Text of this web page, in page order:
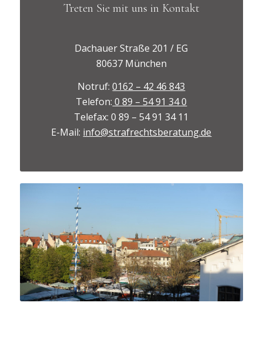
Treten Sie mit uns in Kontakt
Dachauer Straße 201 / EG
80637 München
Notruf:0162 – 42 46 843
Telefon: 0 89 – 54 91 34 0
Telefax: 0 89 – 54 91 34 11
E-Mail: info@strafrechtsberatung.de